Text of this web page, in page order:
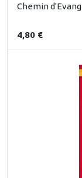
Chemin
4,80 €